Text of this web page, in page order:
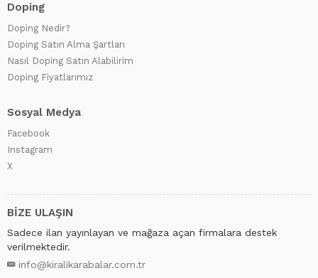
Doping
Doping Nedir?
Doping Satın Alma Şartları
Nasıl Doping Satın Alabilirim
Doping Fiyatlarımız
Sosyal Medya
Facebook
Instagram
X
BİZE ULAŞIN
Sadece ilan yayınlayan ve mağaza açan firmalara destek
verilmektedir.
info@kiralikarabalar.com.tr